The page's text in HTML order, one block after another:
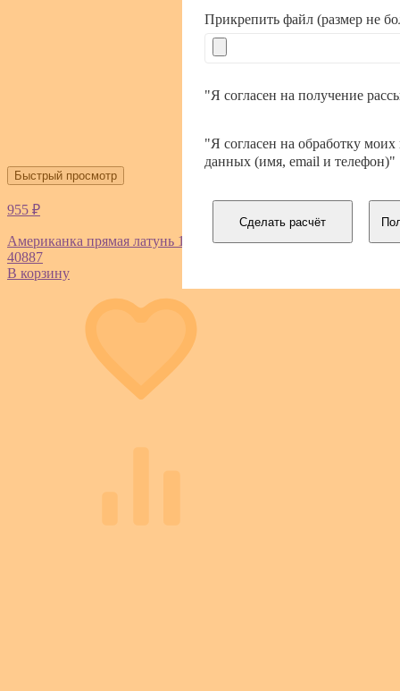
Быстрый просмотр
955 ₽
Американка прямая латунь 1 1/4дюйм еврослот никель RTP
40887
В корзину
Прикрепить файл (размер не
"Я согласен на получение
"Я согласен на обработку
данных (имя, email и телефон)"
Сделать расчёт